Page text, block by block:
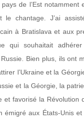
de l’Est notamment
chantage. J’ai
à Bratislava et aux
qui souhaitait
Bien plus, ils ont
l’Ukraine et la
et la Géorgie, la
et favorisé la
émigré aux États-Unis